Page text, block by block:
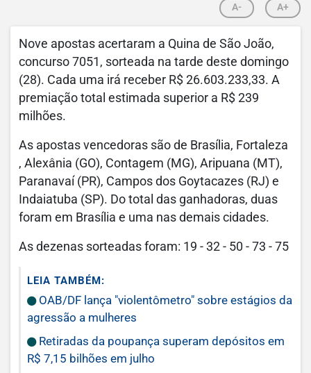
A- A+
Nove apostas acertaram a Quina de São João,
concurso 7051, sorteada na tarde deste domingo
(28). Cada uma irá receber R$ 26.603.233,33. A
premiação total estimada superior a R$ 239
milhões.
As apostas vencedoras são de Brasília, Fortaleza
, Alexânia (GO), Contagem (MG), Aripuana (MT),
Paranavaí (PR), Campos dos Goytacazes (RJ) e
Indaiatuba (SP). Do total das ganhadoras, duas
foram em Brasília e uma nas demais cidades.
As dezenas sorteadas foram: 19 - 32 - 50 - 73 - 75
LEIA TAMBÉM:
OAB/DF lança "violentômetro" sobre estágios da
agressão a mulheres
Retiradas da poupança superam depósitos em
R$ 7,15 bilhões em julho